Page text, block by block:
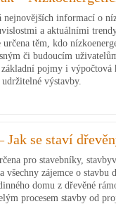
nejnovějších informací o
a aktuálními
určena těm, kdo
či budoucím
pojmy i výpočtová
výstavby.
Jak se staví
pro stavebníky,
všechny zájemce o stavbu
domu z dřevěné
procesem stavby od